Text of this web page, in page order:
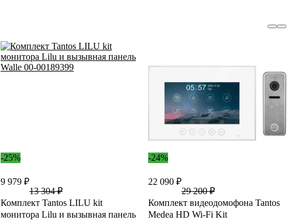
-25%
9 979 ₽
13 304 ₽
Комплект Tantos LILU kit
монитора Lilu и вызывная панель
-24%
22 090 ₽
29 200 ₽
Комплект видеодомофона Tantos
Medea HD Wi-Fi Kit